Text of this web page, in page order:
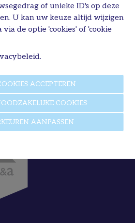
of unieke ID's op deze
U kan uw keuze altijd wijzigen
de optie 'cookies' of 'cookie
.
ACCEPTEREN
COOKIES
AANPASSEN
Bilzen-Hoeselt